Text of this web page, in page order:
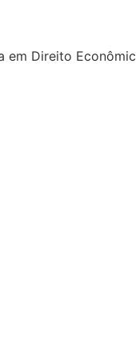
em Direito